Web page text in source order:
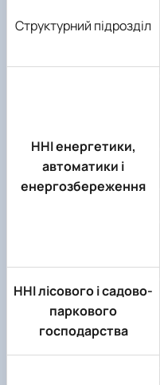
Структурний підрозділ
ННІ енергетики,
автоматики і
енергозбереження
ННІ лісового і садово-
паркового
господарства